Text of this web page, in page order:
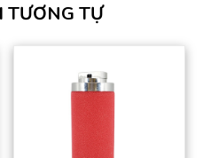
TƯƠNG TỰ